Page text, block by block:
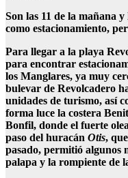
Son las 11 de la mañana
como estacionamiento,
Para llegar a la playa
para encontrar
los Manglares, ya muy
bulevar de Revolcadero
unidades de turismo, así
forma luce la costera
Bonfil, donde el fuerte
paso del huracán Otis,
pasado, permitió algunos
palapa y la rompiente de